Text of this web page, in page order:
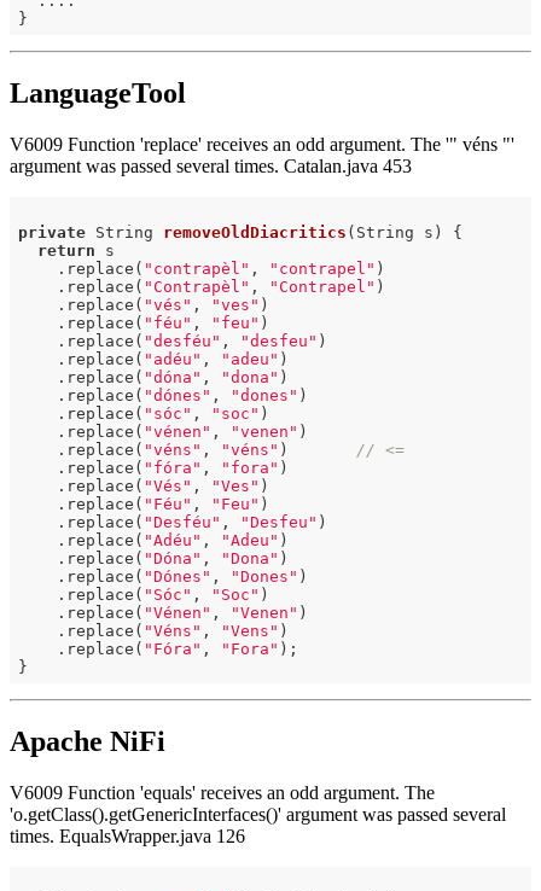
LanguageTool
V6009 Function 'replace' receives an odd argument. The '" véns "'
argument was passed several times. Catalan.java 453
private String removeOldDiacritics (String s)
{
return s
    .replace(
"contrapèl" , "contrapel" )
    .replace(
"Contrapèl" , "Contrapel" )
    .replace(
"vés" , "ves" )
    .replace(
"féu" , "feu" )
    .replace(
"desféu" , "desfeu" )
    .replace(
"adéu" , "adeu" )
    .replace(
"dóna" , "dona" )
    .replace(
"dónes" , "dones" )
    .replace(
"sóc" , "soc" )
    .replace(
"vénen" , "venen" )
    .replace(
"véns" , "véns" )
// <=
    .replace(
"fóra" , "fora" )
    .replace(
"Vés" , "Ves" )
    .replace(
"Féu" , "Feu" )
    .replace(
"Desféu" , "Desfeu" )
    .replace(
"Adéu" , "Adeu" )
    .replace(
"Dóna" , "Dona" )
    .replace(
"Dónes" , "Dones" )
    .replace(
"Sóc" , "Soc" )
    .replace(
"Vénen" , "Venen" )
    .replace(
"Véns" , "Vens" )
    .replace(
"Fóra" , "Fora" );
Apache NiFi
V6009 Function 'equals' receives an odd argument. The
'o.getClass().getGenericInterfaces()' argument was passed several
times. EqualsWrapper.java 126